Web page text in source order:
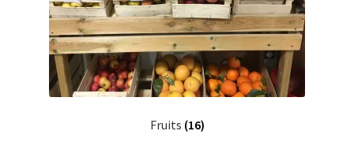
Boisson
Notre ferme
Fruits (16)